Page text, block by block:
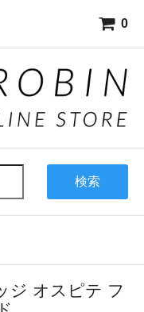
0
検索
ジ オスピテ フ